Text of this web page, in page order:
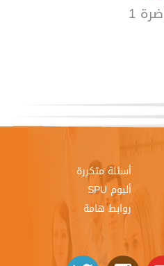
1
أسئلة متكررة
ألبوم SPU
روابط هامة